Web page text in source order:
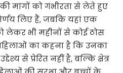
मांगों को गंभीरता से लेते हुए
लिए हैं, जबकि यहां एक
लेकर भी महीनों से कोई ठोस
महिलाओं का कहना है कि उनका
से प्रेरित नहीं है, बल्कि क्षेत्र